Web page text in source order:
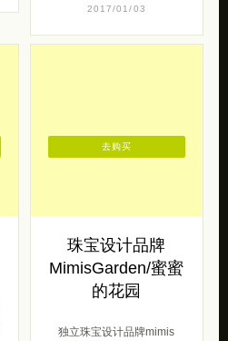
2017/01/03
珠宝设计品牌
MimisGarden/蜜蜜
的花园
独立珠宝设计品牌mimis
去购买